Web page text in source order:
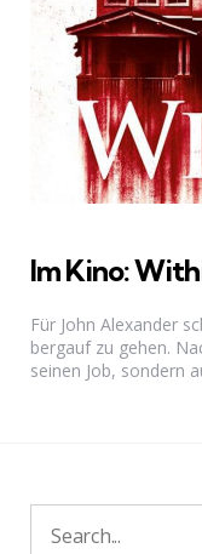
Im Kino:
Für John Alexander
bergauf zu gehen.
seinen Job, sondern
Search